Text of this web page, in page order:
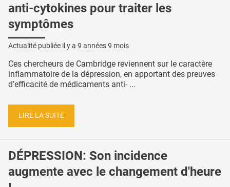
anti-cytokines pour traiter les
symptômes
Actualité publiée il y a 9 années 9 mois
Ces chercheurs de Cambridge reviennent sur le caractère
inflammatoire de la dépression, en apportant des preuves
d’efficacité de médicaments anti- ...
LIRE LA SUITE
DÉPRESSION: Son incidence
augmente avec le changement d'heure